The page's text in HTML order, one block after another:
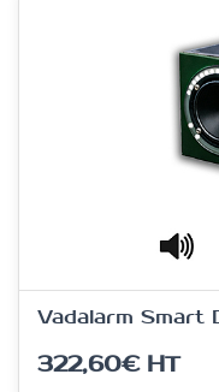
Vadalarm Smart
322,60€ HT